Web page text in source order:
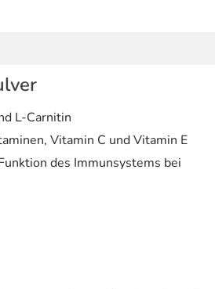
L-Carnitin
Vitamin C und Vitamin E
des Immunsystems bei